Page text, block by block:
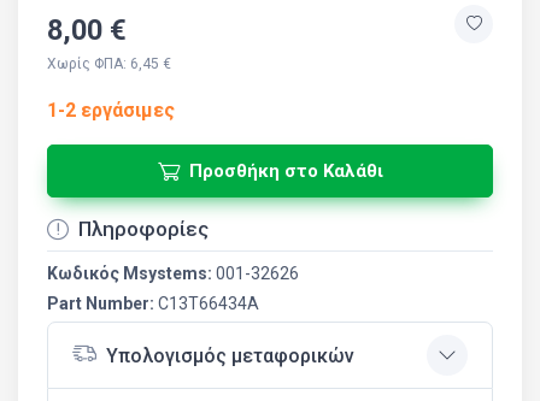
8,00 €
Χωρίς ΦΠΑ: 6,45 €
1-2 εργάσιμες
Προσθήκη στο Καλάθι
Πληροφορίες
Κωδικός Msystems: 001-32626
Part Number: C13T66434A
Υπολογισμός μεταφορικών